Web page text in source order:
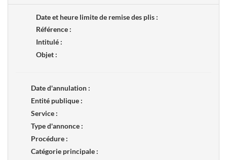
Date et heure limite de remise des plis :
Référence :
Intitulé :
Objet :
Date d'annulation :
Entité publique :
Service :
Type d'annonce :
Procédure :
Catégorie principale :